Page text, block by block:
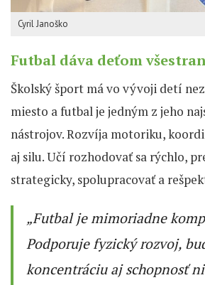
Cyril Janoško
Futbal dáva deťom
Školský šport má vo vývoji detí
miesto a futbal je jedným z jeho
nástrojov. Rozvíja motoriku,
aj silu. Učí rozhodovať sa rýchlo,
strategicky, spolupracovať a
„Futbal je mimoriadne
Podporuje fyzický rozvoj,
koncentráciu aj schopnosť